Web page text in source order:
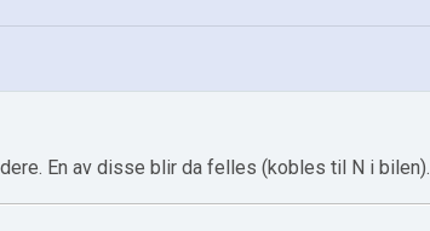
En av disse blir da felles (kobles til N i bilen).